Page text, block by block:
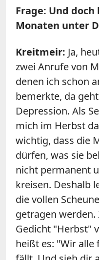
Frage: Und
Monaten unter
Kreitmeir: Ja,
zwei Anrufe von
denen ich schon
bemerkte, da
Depression. Als
mich im Herbst
wichtig, dass die
dürfen, was sie
nicht permanent
kreisen. Deshalb
die vollen
getragen
Gedicht "Herbst"
heißt es: "Wir alle